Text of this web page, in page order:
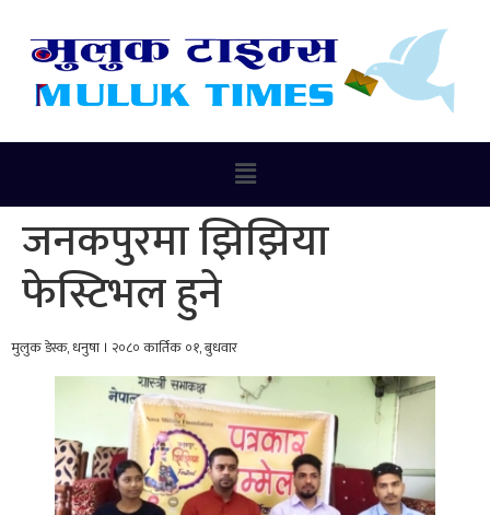
जनकपुरमा झिझिया
फेस्टिभल हुने
मुलुक डेस्क, धनुषा । २०८० कार्तिक ०१, बुधवार